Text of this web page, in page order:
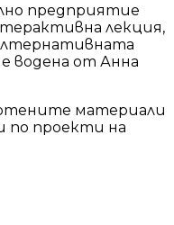
предприятие
лекция,
водена от Анна
материали
по проекти на